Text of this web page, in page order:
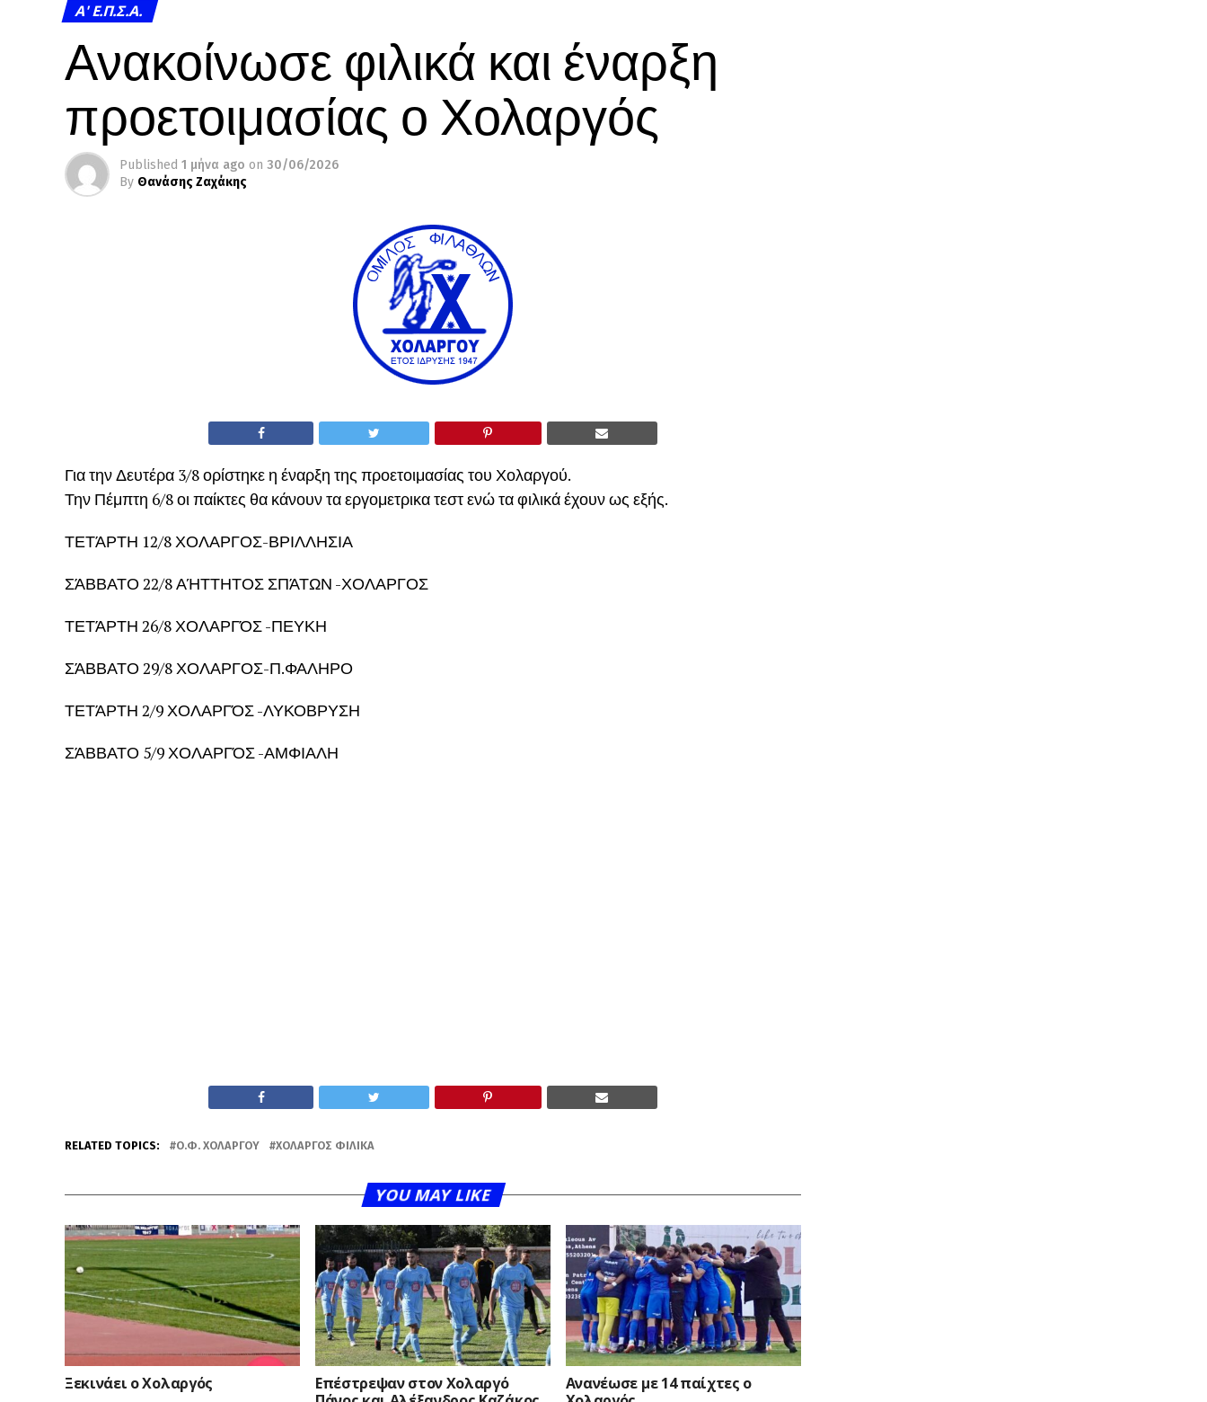
A' Ε.Π.Σ.Α.
Ανακοίνωσε φιλικά και έναρξη
προετοιμασίας ο Χολαργός
Published 1 μήνα ago on 30/06/2026
By Θανάσης Ζαχάκης
Για την Δευτέρα 3/8 ορίστηκε η έναρξη της προετοιμασίας του Χολαργού.
Την Πέμπτη 6/8 οι παίκτες θα κάνουν τα εργομετρικα τεστ ενώ τα φιλικά έχουν ως εξής.
ΤΕΤΆΡΤΗ 12/8 ΧΟΛΑΡΓΟΣ-ΒΡΙΛΛΗΣΙΑ
ΣΆΒΒΑΤΟ 22/8 ΑΉΤΤΗΤΟΣ ΣΠΆΤΩΝ -ΧΟΛΑΡΓΟΣ
ΤΕΤΆΡΤΗ 26/8 ΧΟΛΑΡΓΌΣ -ΠΕΥΚΗ
ΣΆΒΒΑΤΟ 29/8 ΧΟΛΑΡΓΟΣ-Π.ΦΑΛΗΡΟ
ΤΕΤΆΡΤΗ 2/9 ΧΟΛΑΡΓΌΣ -ΛΥΚΟΒΡΥΣΗ
ΣΆΒΒΑΤΟ 5/9 ΧΟΛΑΡΓΌΣ -ΑΜΦΙΑΛΗ
RELATED TOPICS: Ο.Φ. ΧΟΛΑΡΓΟΎ ΧΟΛΑΡΓΌΣ ΦΙΛΙΚΆ
YOU MAY LIKE
Ξεκινάει ο Χολαργός
Επέστρεψαν στον Χολαργό
Ανανέωσε με 14 παίχτες ο